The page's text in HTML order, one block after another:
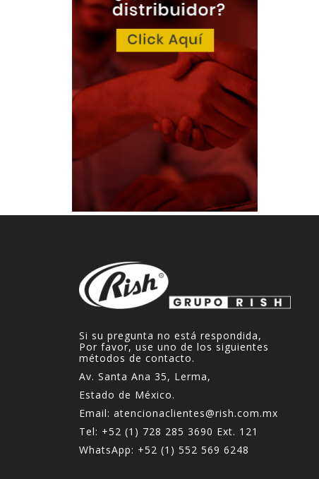
Si su pregunta no está respondida,
Por favor, use uno de los siguientes
métodos de contacto.
Av. Santa Ana 35, Lerma,
Estado de México.
Email: atencionaclientes@rish.com.mx
Tel: +52 (1) 728 285 3690 Ext. 121
WhatsApp: +52 (1) 552 569 6248